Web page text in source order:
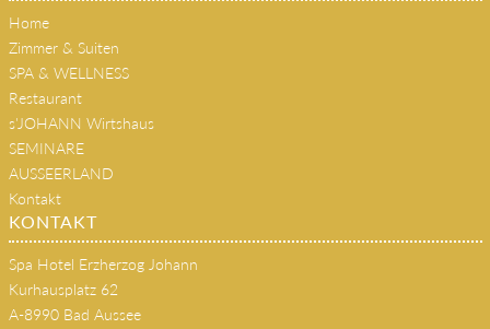
Home
Zimmer & Suiten
SPA & WELLNESS
Restaurant
s'JOHANN Wirtshaus
SEMINARE
AUSSEERLAND
Kontakt
KONTAKT
Spa Hotel Erzherzog Johann
Kurhausplatz 62
A-8990 Bad Aussee